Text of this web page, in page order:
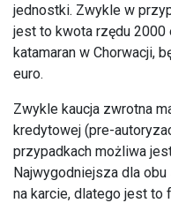
jednostki. Zwykle w
jest to kwota rzędu 2000
katamaran w Chorwacji,
euro.
Zwykle kaucja zwrotna
kredytowej (pre-
przypadkach możliwa
Najwygodniejsza dla
na karcie, dlatego jest to